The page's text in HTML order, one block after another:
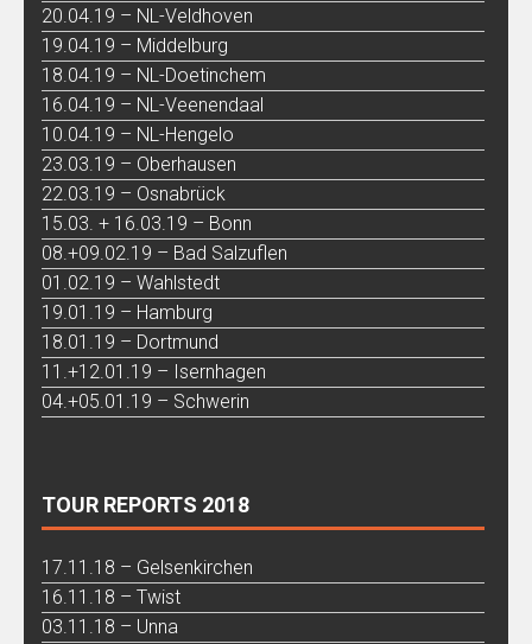
20.04.19 – NL-Veldhoven
19.04.19 – Middelburg
18.04.19 – NL-Doetinchem
16.04.19 – NL-Veenendaal
10.04.19 – NL-Hengelo
23.03.19 – Oberhausen
22.03.19 – Osnabrück
15.03. + 16.03.19 – Bonn
08.+09.02.19 – Bad Salzuflen
01.02.19 – Wahlstedt
19.01.19 – Hamburg
18.01.19 – Dortmund
11.+12.01.19 – Isernhagen
04.+05.01.19 – Schwerin
TOUR REPORTS 2018
17.11.18 – Gelsenkirchen
16.11.18 – Twist
03.11.18 – Unna